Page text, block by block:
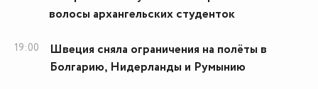
волосы архангельских студенток
19:00
Швеция сняла ограничения на полёты в
Болгарию, Нидерланды и Румынию